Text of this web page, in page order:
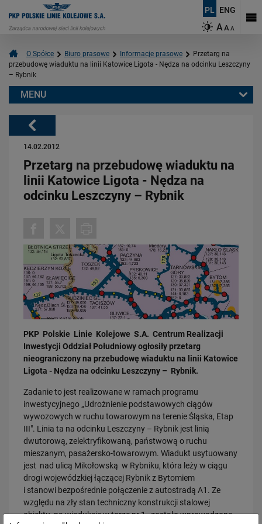
PL ENG
AAA
O Spółce Biuro prasowe Informacje prasowe
Przetarg na
przebudowę wiaduktu na linii Katowice Ligota - Nędza na odcinku Leszczyny
– Rybnik
Powrót
14.02.2012
Przetarg na przebudowę wiaduktu na
linii Katowice Ligota - Nędza na
odcinku Leszczyny – Rybnik
PKP Polskie Linie Kolejowe S.A. Centrum Realizacji
Inwestycji Oddział Południowy ogłosiły przetarg
nieograniczony na przebudowę wiaduktu na linii Katowice
Ligota - Nędza na odcinku Leszczyny – Rybnik.
Zadanie to jest realizowane w ramach programu
inwestycyjnego „Udrożnienie podstawowych ciągów
wywozowych w ruchu towarowym na terenie Śląska, Etap
III". Linia ta na odcinku Leszczyny – Rybnik jest linią
dwutorową, zelektryfikowaną, państwową o ruchu
mieszanym, pasażersko-towarowym. Wiadukt usytuowany
jest nad ulicą Mikołowską w Rybniku, która leży w ciągu
drogi wojewódzkiej łączącej Rybnik z Bytomiem
i stanowi bezpośrednie połączenie z autostradą A1. Ze
względu na zły stan techniczny konstrukcji stalowej
obiektu, na wiadukcie w torze nr 1, zostało wprowadzone
MENU
PRZECZYTAJ
03.08.2026
Dzięki KPO kolej zmieniła Limanową
PRZECZYTAJ
31.07.2026